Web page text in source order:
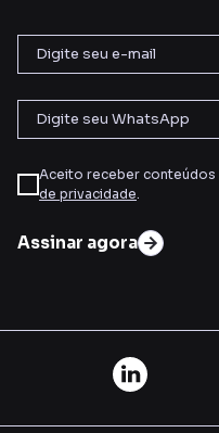
Aceito receber conteúdos
de privacidade
Assinar agora